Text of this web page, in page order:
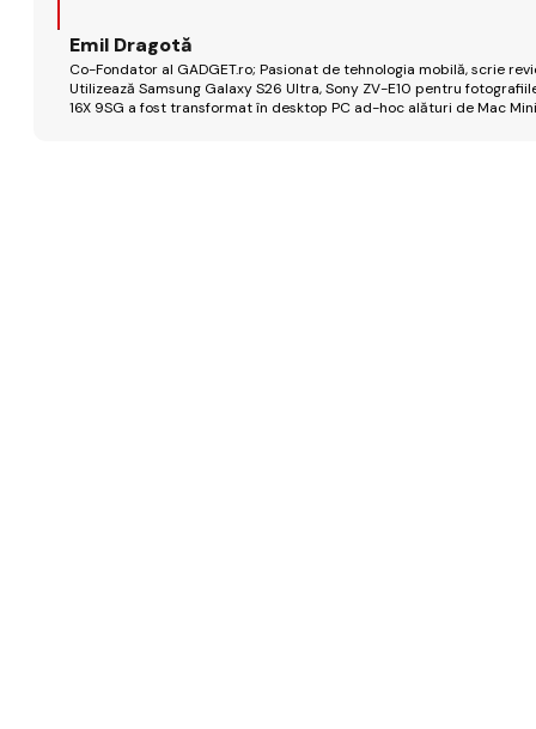
Emil Dragotă
Co-Fondator al GADGET.ro; Pasionat de tehnologia mobilă, scrie
Utilizează Samsung Galaxy S26 Ultra, Sony ZV-E10 pentru
16X 9SG a fost transformat în desktop PC ad-hoc alături de Mac